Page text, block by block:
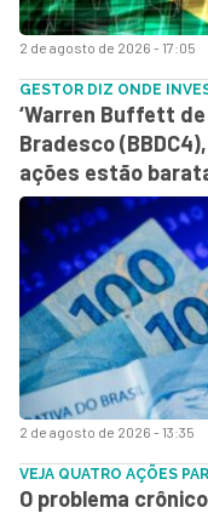
2 de agosto de 2026 - 17:05
2 de agosto de 2026 - 13:35
GESTOR DIZ ONDE
‘Warren Buffett
Bradesco
ações estão
VEJA QUATRO AÇÕES
O problema